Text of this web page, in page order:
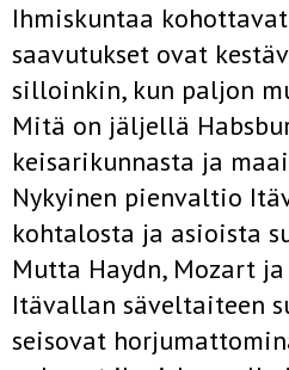
Ihmiskuntaa
saavutukset ovat
silloinkin, kun paljon
Mitä on jäljellä
keisarikunnasta ja
Nykyinen pienvaltio
kohtalosta ja asioista
Mutta Haydn, Mozart ja
Itävallan säveltaiteen
seisovat